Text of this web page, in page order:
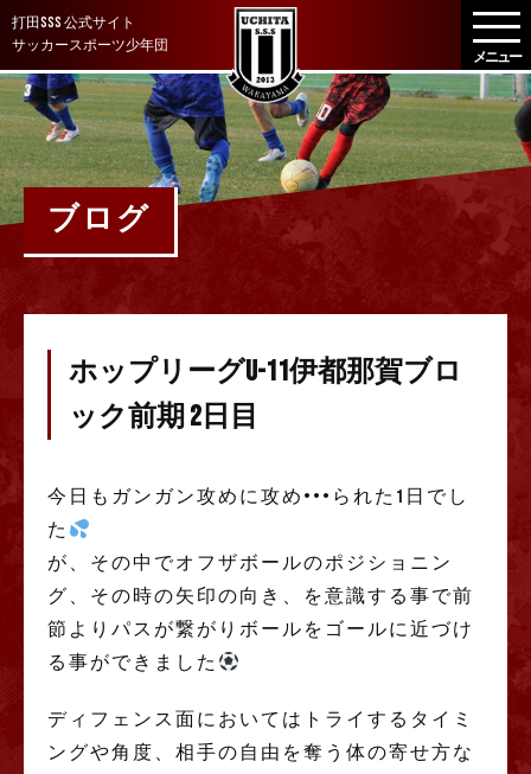
打田SSS 公式サイト
サッカースポーツ少年団
メ
ニ
ュ
ー
を
開
ブログ
ホップリーグU-11伊都那賀ブロ
ック前期 2日目
今日もガンガン攻めに攻め•••られた1日でし
た
が、その中でオフザボールのポジショニン
グ、その時の矢印の向き、を意識する事で前
節よりパスが繋がりボールをゴールに近づけ
る事ができました
ディフェンス面においてはトライするタイミ
ングや角度、相手の自由を奪う体の寄せ方な